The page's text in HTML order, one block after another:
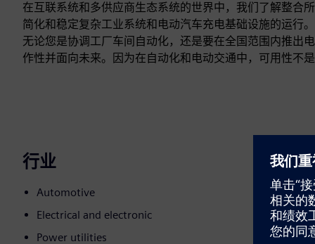
在互联系统和多供应商生态系统的世界中，我们了解整合
简化和稳定复杂工业系统和电动汽车充电基础设施的运行。
无论您是协调工厂车间自动化，还是要在全国范围内推出
作性并面向未来。因为在自动化和电动交通中，可用性不
行业
Automotive
Electrical and electronic
Power utilities